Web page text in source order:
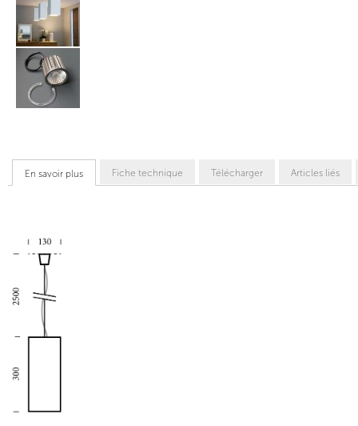
En savoir plus Fiche technique Télécharger Articles liés